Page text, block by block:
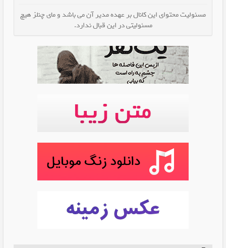
مسئولیت محتوای این کانال بر عهده مدیر آن می باشد و مای چنلز هیچ
مسئولیتی در این قبال ندارد.